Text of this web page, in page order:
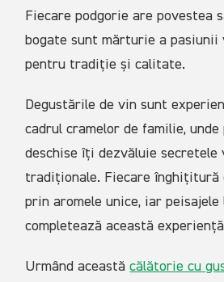
Fiecare podgorie are povestea
bogate sunt mărturie a
pentru tradiție și calitate.
Degustările de vin sunt
cadrul cramelor de familie,
deschise îți dezvăluie secretele
tradiționale. Fiecare înghițitură
prin aromele unice, iar
completează această
Urmând aceastăcălătorie cu